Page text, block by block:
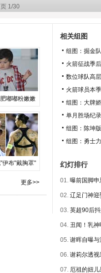
页 1/30
嘟嘟粉嫩嫩
伊布"戴胸罩"
更多>>
相关组图
组图：掘金
火箭征战季
数位球队高
火箭球员本
组图：大牌
单月胜场纪
组图：陈坤
组图：勇士
幻灯排行
01. 曝前国脚
02. 辽足门神
03. 英超90后
04. 丑闻！乳
05. 谢晖自曝
06. 谢莉尔透
07. 厄祖的妞